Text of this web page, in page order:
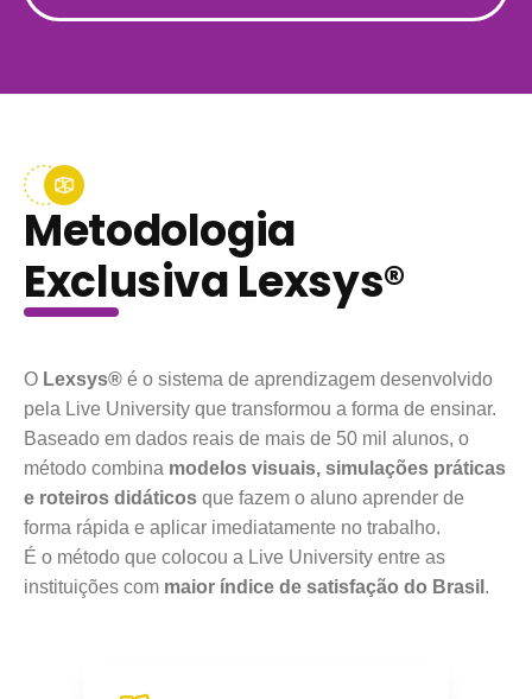
Metodologia
Exclusiva Lexsys®
O Lexsys® é o sistema de aprendizagem desenvolvido
pela Live University que transformou a forma de ensinar.
Baseado em dados reais de mais de 50 mil alunos, o
método combina modelos visuais, simulações práticas
e roteiros didáticos que fazem o aluno aprender de
forma rápida e aplicar imediatamente no trabalho.
É o método que colocou a Live University entre as
instituições com maior índice de satisfação do Brasil .